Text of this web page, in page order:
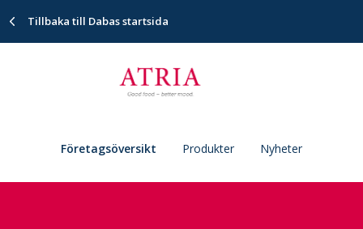
Tillbaka till Dabas startsida
Företagsöversikt Produkter Nyheter